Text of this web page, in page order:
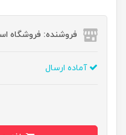
فروشنده: فروشگاه
آماده ارسال